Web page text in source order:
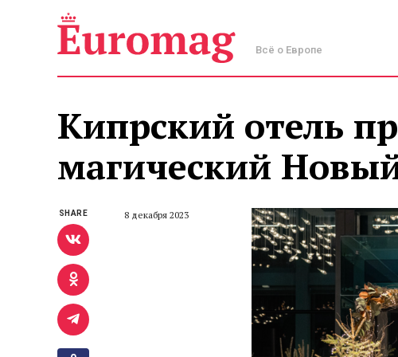
Всё о Европе
Кипрский отель
магический
8 декабря 2023
SHARE